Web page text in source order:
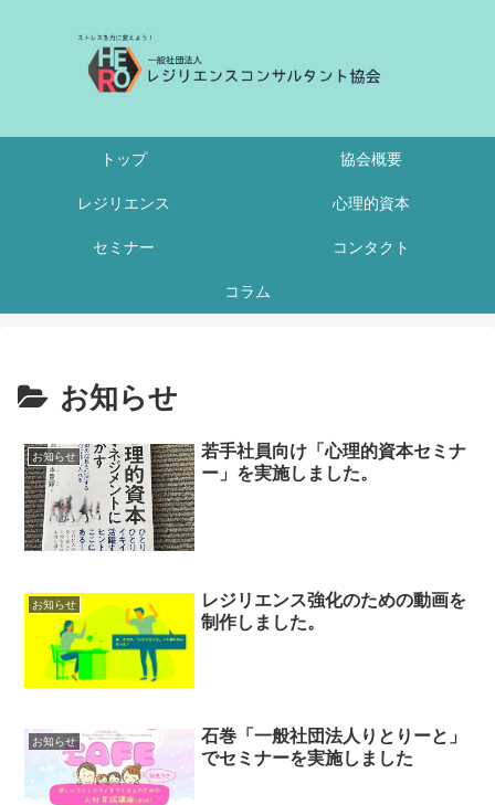
トップ 協会概要
レジリエンス 心理的資本
セミナー コンタクト
コラム
お知らせ
お知らせ
若手社員向け「心理的資本セミナ
ー」を実施しました。
お知らせ
レジリエンス強化のための動画を
制作しました。
お知らせ
石巻「一般社団法人りとりーと」
でセミナーを実施しました